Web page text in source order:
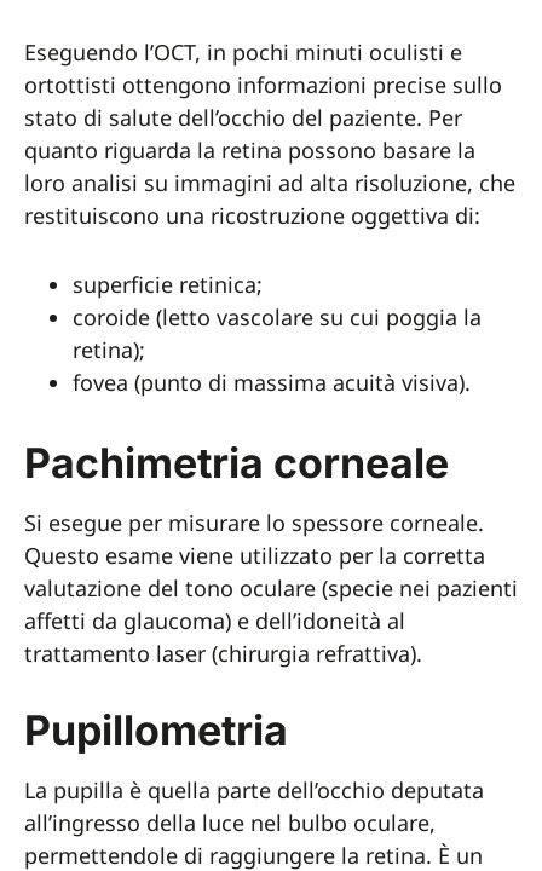
Eseguendo l’OCT, in pochi minuti oculisti e
ortottisti ottengono informazioni precise sullo
stato di salute dell’occhio del paziente. Per
quanto riguarda la retina possono basare la
loro analisi su immagini ad alta risoluzione, che
restituiscono una ricostruzione oggettiva di:
superficie retinica;
coroide (letto vascolare su cui poggia la
retina);
fovea (punto di massima acuità visiva).
Pachimetria corneale
Si esegue per misurare lo spessore corneale.
Questo esame viene utilizzato per la corretta
valutazione del tono oculare (specie nei pazienti
affetti da glaucoma) e dell’idoneità al
trattamento laser (chirurgia refrattiva).
Pupillometria
La pupilla è quella parte dell’occhio deputata
all’ingresso della luce nel bulbo oculare,
permettendole di raggiungere la retina. È un